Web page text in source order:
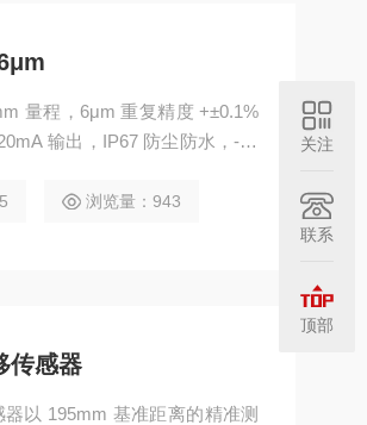
量程，6μm 重复精度 +±0.1%
输出，IP67 防尘防水，-10
浏览量：943
传感器
以 195mm 基准距离的精准测
关注
联系
顶部